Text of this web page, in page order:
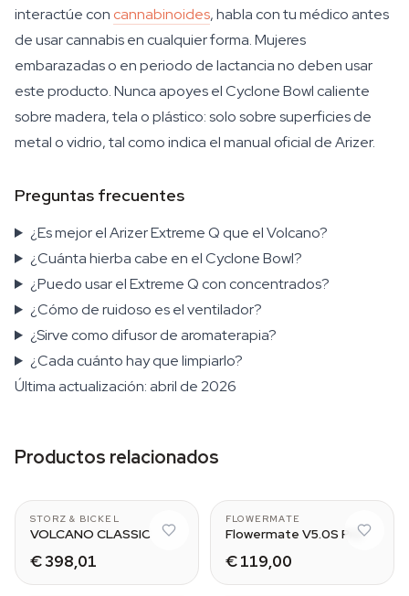
interactúe con cannabinoides, habla con tu médico antes
de usar cannabis en cualquier forma. Mujeres
embarazadas o en periodo de lactancia no deben usar
este producto. Nunca apoyes el Cyclone Bowl caliente
sobre madera, tela o plástico: solo sobre superficies de
metal o vidrio, tal como indica el manual oficial de Arizer.
Preguntas frecuentes
¿Es mejor el Arizer Extreme Q que el Volcano?
¿Cuánta hierba cabe en el Cyclone Bowl?
¿Puedo usar el Extreme Q con concentrados?
¿Cómo de ruidoso es el ventilador?
¿Sirve como difusor de aromaterapia?
¿Cada cuánto hay que limpiarlo?
Última actualización: abril de 2026
Productos relacionados
STORZ & BICKEL
VOLCANO CLASSIC
€ 398,01
FLOWERMATE
Flowermate V5.0S Pro
€ 119,00